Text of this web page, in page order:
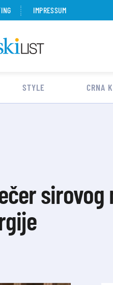
IMPRESSUM
STYLE CRNA